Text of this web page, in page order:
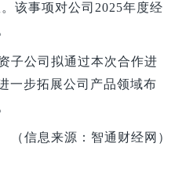
该事项对公司2025年度经
子公司拟通过本次合作进
一步拓展公司产品领域布
（信息来源：智通财经网）